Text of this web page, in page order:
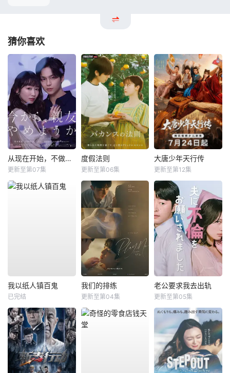
猜你喜欢
从现在开始，不做朋友了吧。
更新至第07集
度假法则
更新至第06集
大唐少年天行传
更新至第12集
我以纸人镇百鬼
已完结
我们的排练
更新至第04集
老公要求我去出轨
更新至第05集